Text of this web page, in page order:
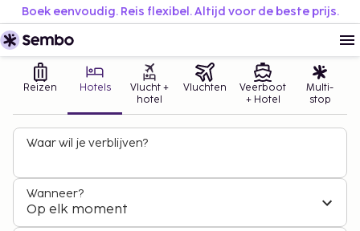
Boek eenvoudig. Reis flexibel. Altijd voor de beste prijs.
Reizen Hotels
Vlucht +
hotel
Vluchten
Veerboot
+ Hotel
Multi-
stop
Waar wil je verblijven?
Wanneer?
Op elk moment